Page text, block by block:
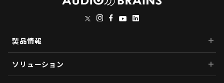
製品情報
ソリューション